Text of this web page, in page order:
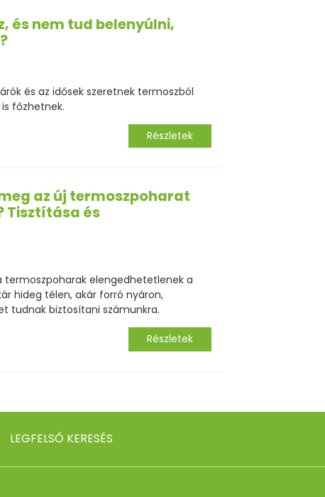
és nem tud belenyúlni,
és az idősek szeretnek termoszból
főzhetnek.
Részletek
az új termoszpoharat
Tisztítása és
termoszpoharak elengedhetetlenek a
hideg télen, akár forró nyáron,
tudnak biztosítani számunkra.
Részletek
LEGFELSŐ KERESÉS